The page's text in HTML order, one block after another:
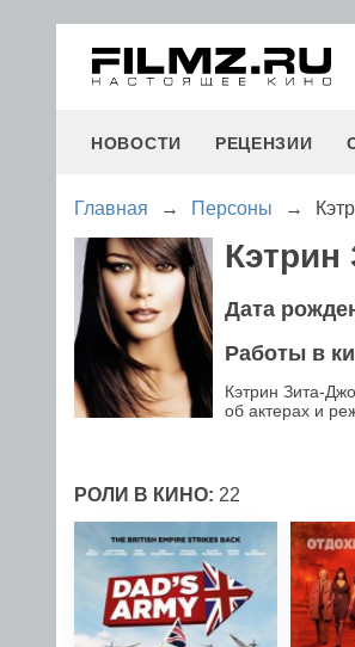
НОВОСТИ РЕЦЕНЗИИ
Главная → Персоны →
Кэтрин
Дата
Работы в
Кэтрин Зита-
об актерах и
РОЛИ В КИНО: 22